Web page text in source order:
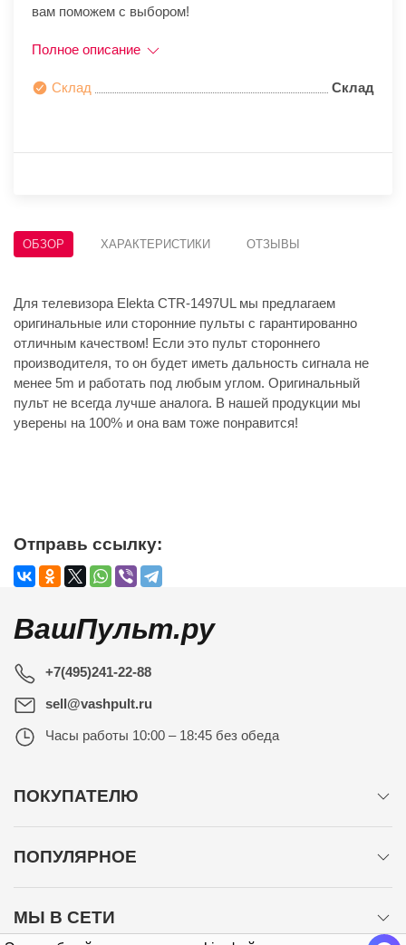
вам поможем с выбором!
Полное описание
Склад Склад
ОБЗОР ХАРАКТЕРИСТИКИ ОТЗЫВЫ
Для телевизора Elekta CTR-1497UL мы предлагаем
оригинальные или сторонние пульты с гарантированно
отличным качеством! Если это пульт стороннего
производителя, то он будет иметь дальность сигнала не
менее 5m и работать под любым углом. Оригинальный
пульт не всегда лучше аналога. В нашей продукции мы
уверены на 100% и она вам тоже понравится!
Отправь ссылку:
ВашПульт.ру
+7(495)241-22-88
sell@vashpult.ru
Часы работы 10:00 – 18:45 без обеда
ПОКУПАТЕЛЮ
ПОПУЛЯРНОЕ
МЫ В СЕТИ